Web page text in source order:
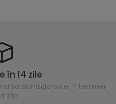
în 14 zile
achiziționate în termen
zile